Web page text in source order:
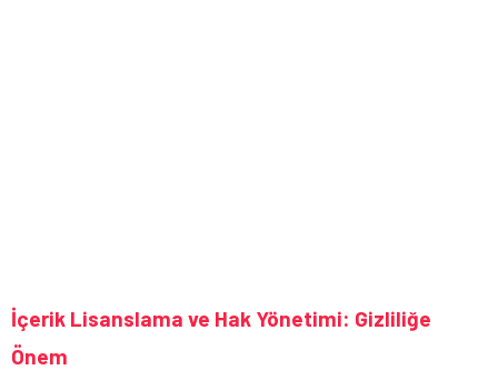
İçerik Lisanslama ve Hak Yönetimi: Gizliliğe
Önem